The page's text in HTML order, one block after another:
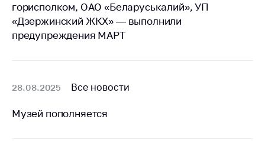
Награждения
Белорусская
универсальная
жизнь
Идеологическая
горисполком, ОАО «Беларуськалий», УП
«Дзержинский ЖКХ» — выполнили
предупреждения МАРТ
28.08.2025 Все новости
Музей пополняется